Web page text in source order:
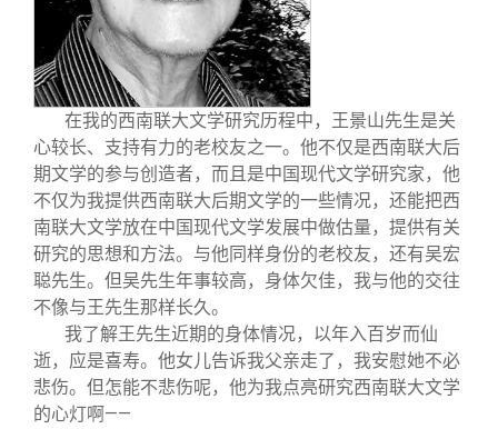
终身学习
信息化服务
三创大赛
实用信息
校友总会
总会简介
会长致辞
总会章程
理事会名单
制度法规
关闭
在我的西南联大文学研究历程中，王景山先生是关
心较长、支持有力的老校友之一。他不仅是西南联大后
期文学的参与创造者，而且是中国现代文学研究家，他
不仅为我提供西南联大后期文学的一些情况，还能把西
南联大文学放在中国现代文学发展中做估量，提供有关
研究的思想和方法。与他同样身份的老校友，还有吴宏
聪先生。但吴先生年事较高，身体欠佳，我与他的交往
不像与王先生那样长久。
我了解王先生近期的身体情况，以年入百岁而仙
逝，应是喜寿。他女儿告诉我父亲走了，我安慰她不必
悲伤。但怎能不悲伤呢，他为我点亮研究西南联大文学
的心灯啊——